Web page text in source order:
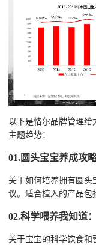
以下是恪尔品牌管理给
主题趋势：
01.圆头宝宝养成攻略
关于如何培养拥有圆
议。适合植入的产品包
02.科学喂养我知道：
关于宝宝的科学饮食和